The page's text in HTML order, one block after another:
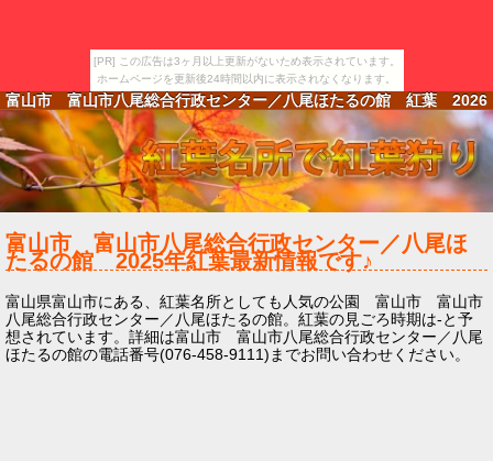
[PR] この広告は3ヶ月以上更新がないため表示されています。
ホームページを更新後24時間以内に表示されなくなります。
富山市 富山市八尾総合行政センター／八尾ほたるの館 紅葉 2026
富山市 富山市八尾総合行政センター／八尾ほ
たるの館2025年紅葉最新情報です♪
富山県富山市にある、紅葉名所としても人気の公園 富山市 富山市
八尾総合行政センター／八尾ほたるの館。紅葉の見ごろ時期は-と予
想されています。詳細は富山市 富山市八尾総合行政センター／八尾
ほたるの館の電話番号(076-458-9111)までお問い合わせください。